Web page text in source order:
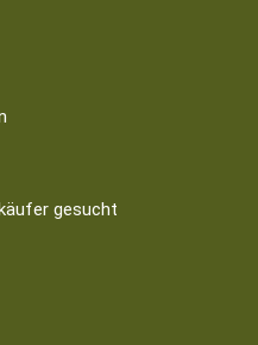
gesucht